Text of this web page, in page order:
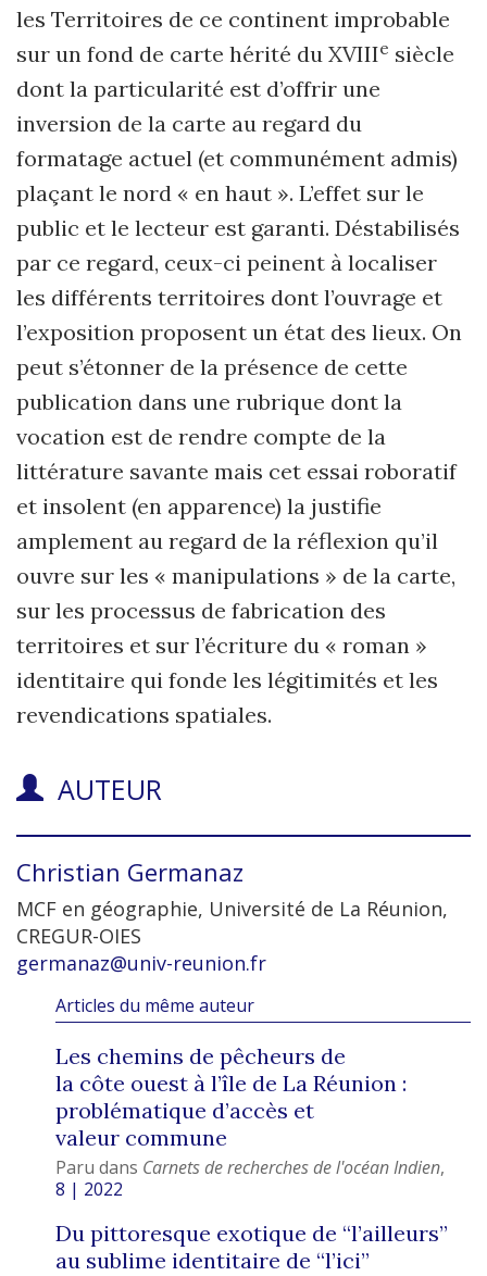
les Territoires de ce continent improbable
sur un fond de carte hérité du XVIIIe siècle
dont la particularité est d’offrir une
inversion de la carte au regard du
formatage actuel (et communément admis)
plaçant le nord « en haut ». L’effet sur le
public et le lecteur est garanti. Déstabilisés
par ce regard, ceux-ci peinent à localiser
les différents territoires dont l’ouvrage et
l’exposition proposent un état des lieux. On
peut s’étonner de la présence de cette
publication dans une rubrique dont la
vocation est de rendre compte de la
littérature savante mais cet essai roboratif
et insolent (en apparence) la justifie
amplement au regard de la réflexion qu’il
ouvre sur les « manipulations » de la carte,
sur les processus de fabrication des
territoires et sur l’écriture du « roman »
identitaire qui fonde les légitimités et les
revendications spatiales.
AUTEUR
Christian Germanaz
MCF en géographie, Université de La Réunion,
CREGUR-OIES
germanaz@univ-reunion.fr
Articles du même auteur
Les chemins de pêcheurs de
la côte ouest à l’île de La Réunion :
problématique d’accès et
valeur commune
Paru dans Carnets de recherches de l'océan Indien,
8 | 2022
Du pittoresque exotique de “l’ailleurs”
au sublime identitaire de “l’ici”